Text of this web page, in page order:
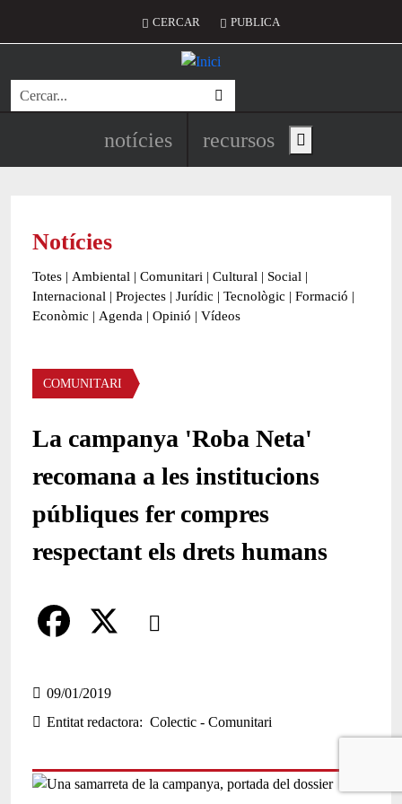
Menú del compte d'usuari
CERCAR PUBLICA
Cerca
Navegació principal de
notícies recursos Show main menu
Notícies
Totes | Ambiental | Comunitari | Cultural | Social |
Internacional | Projectes | Jurídic | Tecnològic | Formació |
Econòmic | Agenda | Opinió | Vídeos
Àmbit de la notícia
COMUNITARI
La campanya 'Roba Neta'
recomana a les institucions
públiques fer compres
respectant els drets humans
Comparteix
a
c
b
09/01/2019
Entitat redactora
Colectic - Comunitari